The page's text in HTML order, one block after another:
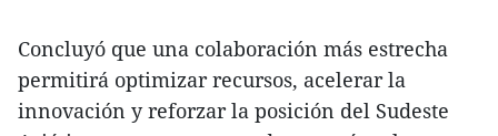
Concluyó que una colaboración más estrecha
permitirá optimizar recursos, acelerar la
innovación y reforzar la posición del Sudeste